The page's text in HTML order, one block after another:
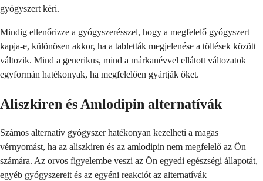
gyógyszert kéri.
Mindig ellenőrizze a gyógyszerésszel, hogy a megfelelő gyógyszert
kapja-e, különösen akkor, ha a tabletták megjelenése a töltések között
változik. Mind a generikus, mind a márkanévvel ellátott változatok
egyformán hatékonyak, ha megfelelően gyártják őket.
Aliszkiren és Amlodipin alternatívák
Számos alternatív gyógyszer hatékonyan kezelheti a magas
vérnyomást, ha az aliszkiren és az amlodipin nem megfelelő az Ön
számára. Az orvos figyelembe veszi az Ön egyedi egészségi állapotát,
egyéb gyógyszereit és az egyéni reakciót az alternatívák